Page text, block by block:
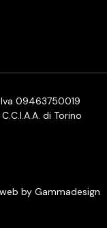
09463750019
di Torino
web by Gammadesign